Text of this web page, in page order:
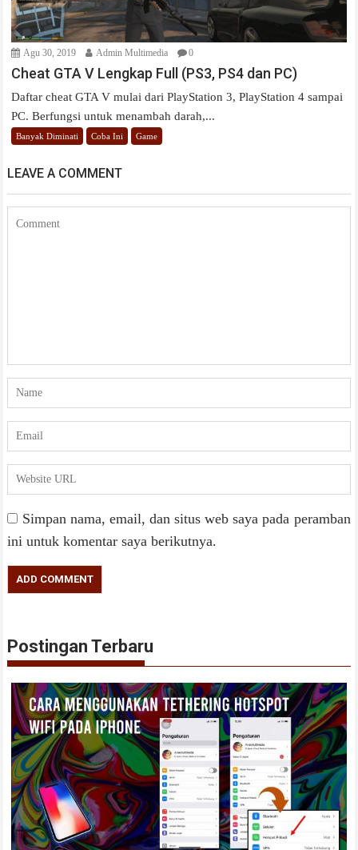
Agu 30, 2019 Admin Multimedia 0
Cheat GTA V Lengkap Full (PS3, PS4 dan PC)
Daftar cheat GTA V mulai dari PlayStation 3, PlayStation 4 sampai
PC. Berfungsi untuk menambah darah,...
Banyak Diminati Coba Ini Game
LEAVE A COMMENT
Simpan nama, email, dan situs web saya pada peramban
ini untuk komentar saya berikutnya.
Postingan Terbaru